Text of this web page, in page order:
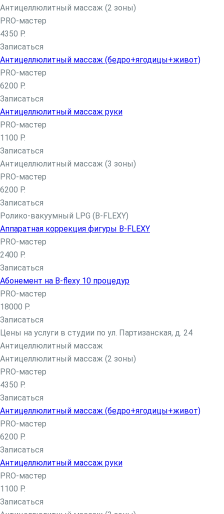
Детский зал
Модельная стрижка для девочек до 12 лет
Косметология
Татуаж
Губы
Межресничный татуаж
Татуаж мушка
Коррекция
Коррекция татуажа век
Коррекция татуажа губ
Визаж
Массаж
Ручной антицеллюлитный массаж
LPG-массаж тела
Массаж рук
Антицеллюлитный массаж
Массаж спины
Массаж лица
Чистка лица
Атравматическая чистка лица
Карбоновый пилинг
Пилинг
Пирсинг
Пирсинг языка
Пирсинг ушей
Пирсинг носа
Септум
Прокол губы
Пирсинг пупка
Другие виды пирсинга
Микродермал
Мужская косметология
Мужская коррекция бровей
SMAS лифтинг (СМАС-лифтинг)
Антицеллюлитный массаж (2 зоны)
PRO-мастер
4350 Р.
Записаться
Антицеллюлитный массаж (бедро+ягодицы+живот)
PRO-мастер
6200 Р.
Записаться
Антицеллюлитный массаж руки
PRO-мастер
1100 Р.
Записаться
Антицеллюлитный массаж (3 зоны)
PRO-мастер
6200 Р.
Записаться
Ролико-вакуумный LPG (B-FLEXY)
Аппаратная коррекция фигуры B-FLEXY
PRO-мастер
2400 Р.
Записаться
Абонемент на B-flexy 10 процедур
PRO-мастер
18000 Р.
Записаться
Цены на услуги в студии по ул. Партизанская, д. 24
Антицеллюлитный массаж
Антицеллюлитный массаж (2 зоны)
PRO-мастер
4350 Р.
Записаться
Антицеллюлитный массаж (бедро+ягодицы+живот)
PRO-мастер
6200 Р.
Записаться
Антицеллюлитный массаж руки
PRO-мастер
1100 Р.
Записаться